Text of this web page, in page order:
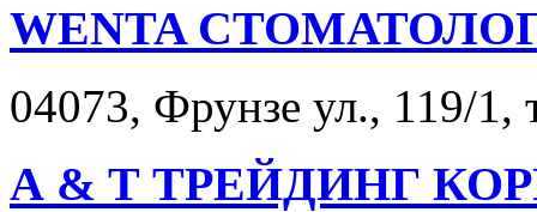
WENTA
04073, Фрунзе ул., 119/1,
А & Т ТРЕЙДИНГ